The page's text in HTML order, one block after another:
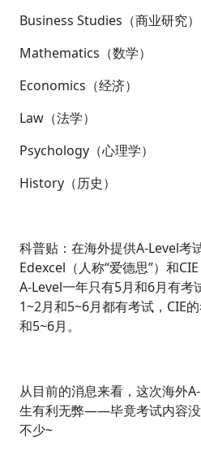
Business Studies（商业研究）
Mathematics（数学）
Economics（经济）
Law（法学）
Psychology（心理学）
History（历史）
科普贴：在海外提供A-Level考
Edexcel（人称“爱德思”）和
A-Level一年只有5月和6月有考
1~2月和5~6月都有考试，CIE
和5~6月。
从目前的消息来看，这次海外
生有利无弊——毕竟考试内容
不少~